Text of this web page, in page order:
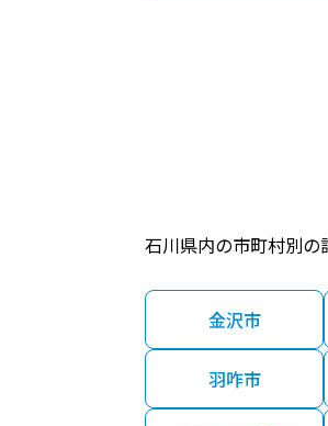
石川県内の市町村別
金沢市
羽咋市